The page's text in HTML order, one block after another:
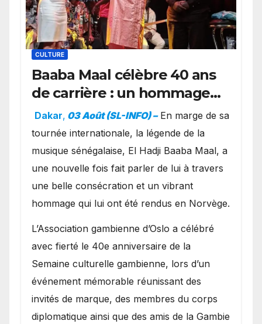
CULTURE
Baaba Maal célèbre 40 ans
de carrière : un hommage
exceptionnel à Oslo en
présence de la famille
royale.
Dakar, 03 Août (SL-INFO) – ​En marge de sa
tournée internationale, la légende de la
musique sénégalaise, El Hadji Baaba Maal, a
une nouvelle fois fait parler de lui à travers
une belle consécration et un vibrant
hommage qui lui ont été rendus en Norvège.
​L’Association gambienne d’Oslo a célébré
avec fierté le 40e anniversaire de la
Semaine culturelle gambienne, lors d’un
événement mémorable réunissant des
invités de marque, des membres du corps
diplomatique ainsi que des amis de la Gambie